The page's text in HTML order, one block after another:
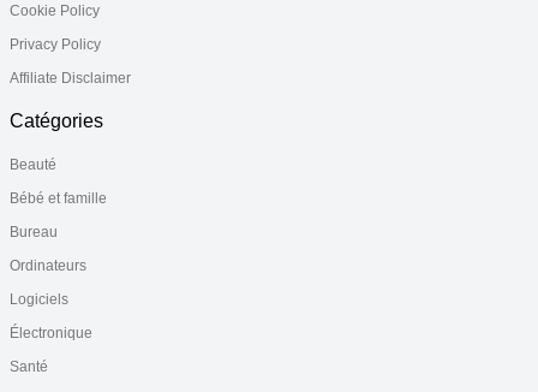
Cookie Policy
Privacy Policy
Affiliate Disclaimer
Catégories
Beauté
Bébé et famille
Bureau
Ordinateurs
Logiciels
Électronique
Santé